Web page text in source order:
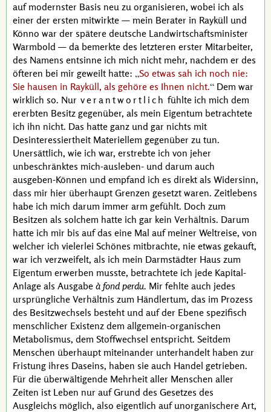
auf modernster Basis neu zu organisieren, wobei ich als
einer der ersten mitwirkte — mein Berater in Rayküll und
Könno war der spätere deutsche Landwirtschaftsminister
Warmbold — da bemerkte des letzteren erster Mitarbeiter,
des Namens entsinne ich mich nicht mehr, nachdem er des
öfteren bei mir geweilt hatte: So etwas sah ich noch nie:
Sie hausen in Rayküll, als gehöre es Ihnen nicht.
Dem war
wirklich so. Nur verantwortlich fühlte ich mich dem
ererbten Besitz gegenüber, als mein Eigentum betrachtete
ich ihn nicht. Das hatte ganz und gar nichts mit
Desinteressiertheit Materiellem gegenüber zu tun.
Unersättlich, wie ich war, erstrebte ich von jeher
unbeschränktes mich-ausleben- und darum auch
ausgeben-Können und empfand ich es direkt als Widersinn,
dass mir hier überhaupt Grenzen gesetzt waren. Zeitlebens
habe ich mich darum immer arm gefühlt. Doch zum
Besitzen als solchem hatte ich gar kein Verhältnis. Darum
hatte ich mir bis auf das eine Mal auf meiner Weltreise, von
welcher ich vielerlei Schönes mitbrachte, nie etwas gekauft,
war ich verzweifelt, als ich mein Darmstädter Haus zum
Eigentum erwerben musste, betrachtete ich jede Kapital-
Anlage als Ausgabe à fond perdu. Mir fehlte auch jedes
ursprüngliche Verhältnis zum Händlertum, das im Prozess
des Besitzwechsels besteht und auf der Ebene spezifisch
menschlicher Existenz dem allgemein-organischen
Metabolismus, dem Stoffwechsel entspricht. Seitdem
Menschen überhaupt miteinander unterhandelt haben zur
Fristung ihres Daseins, haben sie auch Handel getrieben.
Für die überwältigende Mehrheit aller Menschen aller
Zeiten ist Leben nur auf Grund des Gesetzes des
Ausgleichs möglich, also eigentlich auf unorganischere Art,